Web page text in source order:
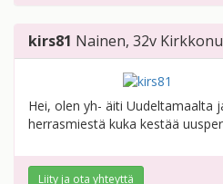
kirs81 Nainen, 32v
Hei, olen yh- äiti Uudeltamaalta
herrasmiestä kuka kestää
Liity ja ota yhteyttä